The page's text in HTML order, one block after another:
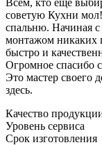
советую Кухни
спальню. Начиная с
монтажом никаких
быстро и
Огромное спасибо
Это мастер своего
здесь.
Качество
Уровень сервиса
Срок изготовления